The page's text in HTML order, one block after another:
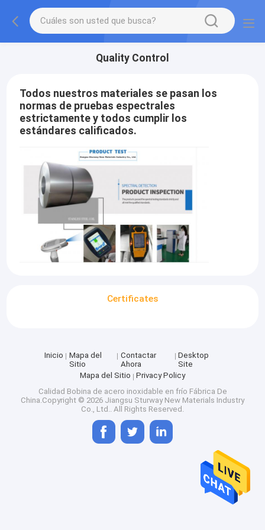
Quality Control
Todos nuestros materiales se pasan los
normas de pruebas espectrales
estrictamente y todos cumplir los
estándares calificados.
Certificates
Inicio
Mapa del
Sitio
Contactar
Ahora
Desktop
Site
Mapa del Sitio
Privacy Policy
Calidad Bobina de acero inoxidable en frío Fábrica De
China.Copyright © 2026 Jiangsu Sturway New Materials Industry
Co., Ltd.. All Rights Reserved.